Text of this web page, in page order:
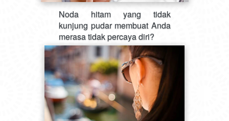
Noda hitam yang tidak
kunjung pudar membuat Anda
merasa tidak percaya diri?